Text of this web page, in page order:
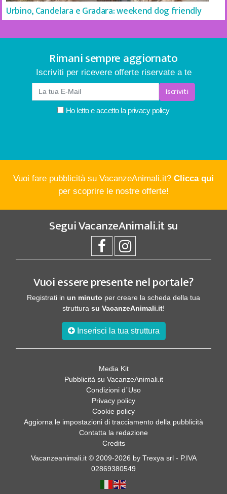
Urbino, Candelara e Gradara: weekend dog friendly
Rimani sempre aggiornato
Iscriviti per ricevere offerte riservate a te
Iscriviti
Ho letto e accetto la privacy policy
Vuoi fare pubblicità su VacanzeAnimali.it? Clicca qui
per scoprire le nostre offerte!
SeguiVacanzeAnimali.itsu
Vuoi essere presente nel portale?
Registrati in un minuto per creare la scheda della tua
struttura su VacanzeAnimali.it!
Inserisci la tua struttura
Media Kit
Pubblicità su VacanzeAnimali.it
Condizioni d´Uso
Privacy policy
Cookie policy
Aggiorna le impostazioni di tracciamento della pubblicità
Contatta la redazione
Credits
Vacanzeanimali.it © 2009-2026 by Trexya srl - P.IVA
02869380549